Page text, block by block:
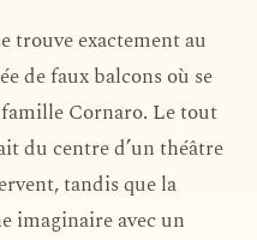
trouve exactement au
de faux balcons où se
Cornaro. Le tout
du centre d’un théâtre
tandis que la
imaginaire avec un